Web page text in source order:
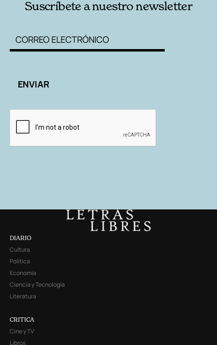
Suscríbete a nuestro newsletter
DIARIO
Cultura
Política
Economía
Ciencia y Tecnología
Literatura
CRITICA
Cine y TV
Libros